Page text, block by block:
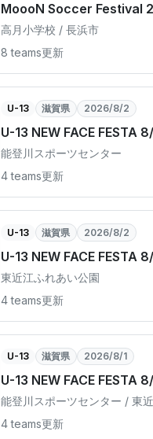
MoooN Soccer Festival
高月小学校 / 長浜市
8 teams更新
U-13 滋賀県 2026/8/2
U-13 NEW FACE FESTA
能登川スポーツセンター
4 teams更新
U-13 滋賀県 2026/8/2
U-13 NEW FACE FESTA
東近江ふれあい公園
4 teams更新
U-13 滋賀県 2026/8/1
U-13 NEW FACE FESTA
能登川スポーツセンター / 東
4 teams更新